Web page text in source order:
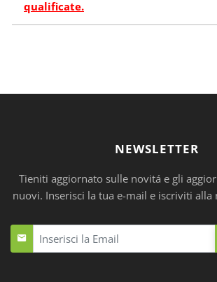
qualificate.
NEWSLETTER
Tieniti aggiornato sulle novitá e gli
nuovi. Inserisci la tua e-mail e iscriviti alla